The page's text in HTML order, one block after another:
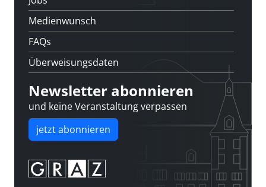
Medienwunsch
FAQs
Überweisungsdaten
Newsletter abonnieren
und keine Veranstaltung verpassen
jetzt abonnieren